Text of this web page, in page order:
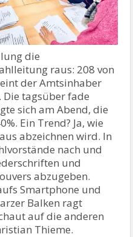
die
raus: 208 von
der Amtsinhaber
Die tagsüber fade
sich am Abend, die
Ein Trend? Ja, wie
abzeichnen wird. In
nach und
und
abzugeben.
Smartphone und
Balken ragt
auf die anderen
Thieme.